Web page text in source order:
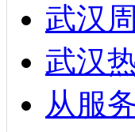
武汉
武汉
从服